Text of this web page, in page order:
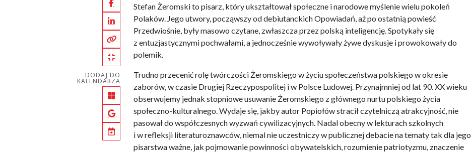
Facebook
LinkedIn
Kopiuj pełny link
Kopiuj krótki link
DODAJ DO
KALENDARZA
Outlook
Google Calendar
iCal
Stefan Żeromski to pisarz, który ukształtował społeczne i narodowe myślenie wielu pokoleń
Polaków. Jego utwory, począwszy od debiutanckich Opowiadań, aż po ostatnią powieść
Przedwiośnie, były masowo czytane, zwłaszcza przez polską inteligencję. Spotykały się
z entuzjastycznymi pochwałami, a jednocześnie wywoływały żywe dyskusje i prowokowały do
polemik.
Trudno przecenić rolę twórczości Żeromskiego w życiu społeczeństwa polskiego w okresie
zaborów, w czasie Drugiej Rzeczypospolitej i w Polsce Ludowej. Przynajmniej od lat 90. XX wieku
obserwujemy jednak stopniowe usuwanie Żeromskiego z głównego nurtu polskiego życia
społeczno-kulturalnego. Wydaje się, jakby autor Popiołów stracił czytelniczą atrakcyjność, nie
pasował do współczesnych wyzwań cywilizacyjnych. Nadal obecny w lekturach szkolnych
i w refleksji literaturoznawców, niemal nie uczestniczy w publicznej debacie na tematy tak dla jego
pisarstwa ważne, jak pojmowanie powinności obywatelskich, rozumienie patriotyzmu, znaczenie